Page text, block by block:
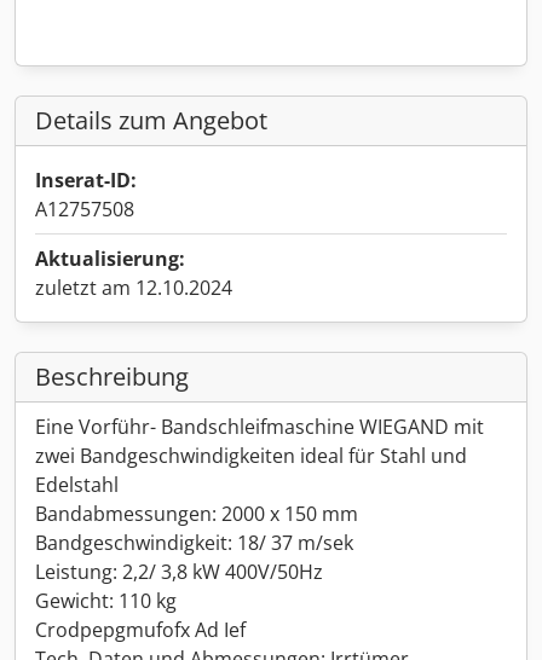
Details zum Angebot
Inserat-ID:
A12757508
Aktualisierung:
zuletzt am 12.10.2024
Beschreibung
Eine Vorführ- Bandschleifmaschine WIEGAND mit
zwei Bandgeschwindigkeiten ideal für Stahl und
Edelstahl
Bandabmessungen: 2000 x 150 mm
Bandgeschwindigkeit: 18/ 37 m/sek
Leistung: 2,2/ 3,8 kW 400V/50Hz
Gewicht: 110 kg
Crodpepgmufofx Ad Ief